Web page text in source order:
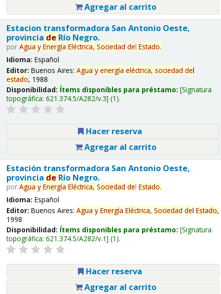
Agregar al carrito
Estacion transformadora San Antonio Oeste,
provincia deRío Negro.
por Agua y Energía Eléctrica, Sociedad del Estado.
Idioma: Español
Editor: Buenos Aires: Agua y energía eléctrica, sociedad del
estado, 1988
Disponibilidad: Ítems disponibles para préstamo: Signatura
topográfica: 621.374.5/A282/v.3 (1).
Hacer reserva
Agregar al carrito
Estación transformadora San Antonio Oeste,
provincia deRío Negro.
por Agua y Energía Eléctrica, Sociedad del Estado.
Idioma: Español
Editor: Buenos Aires: Agua y Energía Eléctrica, Sociedad del Estado,
1998
Disponibilidad: Ítems disponibles para préstamo: Signatura
topográfica: 621.374.5/A282/v.1 (1).
Hacer reserva
Agregar al carrito